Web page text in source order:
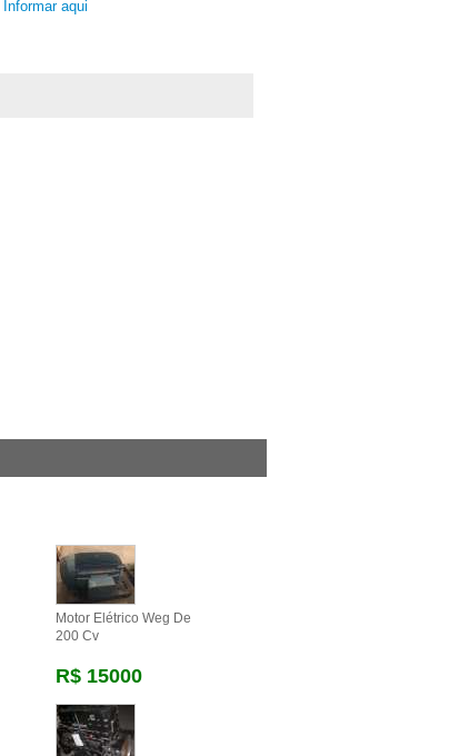
Informar aqui
Motor Elétrico Weg De
200 Cv
R$ 15000